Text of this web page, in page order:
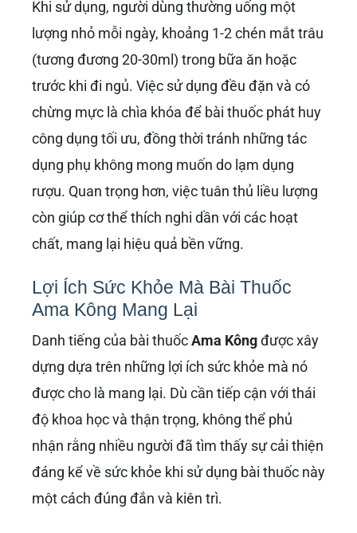
Khi sử dụng, người dùng thường uống một
lượng nhỏ mỗi ngày, khoảng 1-2 chén mắt trâu
(tương đương 20-30ml) trong bữa ăn hoặc
trước khi đi ngủ. Việc sử dụng đều đặn và có
chừng mực là chìa khóa để bài thuốc phát huy
công dụng tối ưu, đồng thời tránh những tác
dụng phụ không mong muốn do lạm dụng
rượu. Quan trọng hơn, việc tuân thủ liều lượng
còn giúp cơ thể thích nghi dần với các hoạt
chất, mang lại hiệu quả bền vững.
Lợi Ích Sức Khỏe Mà Bài Thuốc
Ama Kông Mang Lại
Danh tiếng của bài thuốcAma Kôngđược xây
dựng dựa trên những lợi ích sức khỏe mà nó
được cho là mang lại. Dù cần tiếp cận với thái
độ khoa học và thận trọng, không thể phủ
nhận rằng nhiều người đã tìm thấy sự cải thiện
đáng kể về sức khỏe khi sử dụng bài thuốc này
một cách đúng đắn và kiên trì.